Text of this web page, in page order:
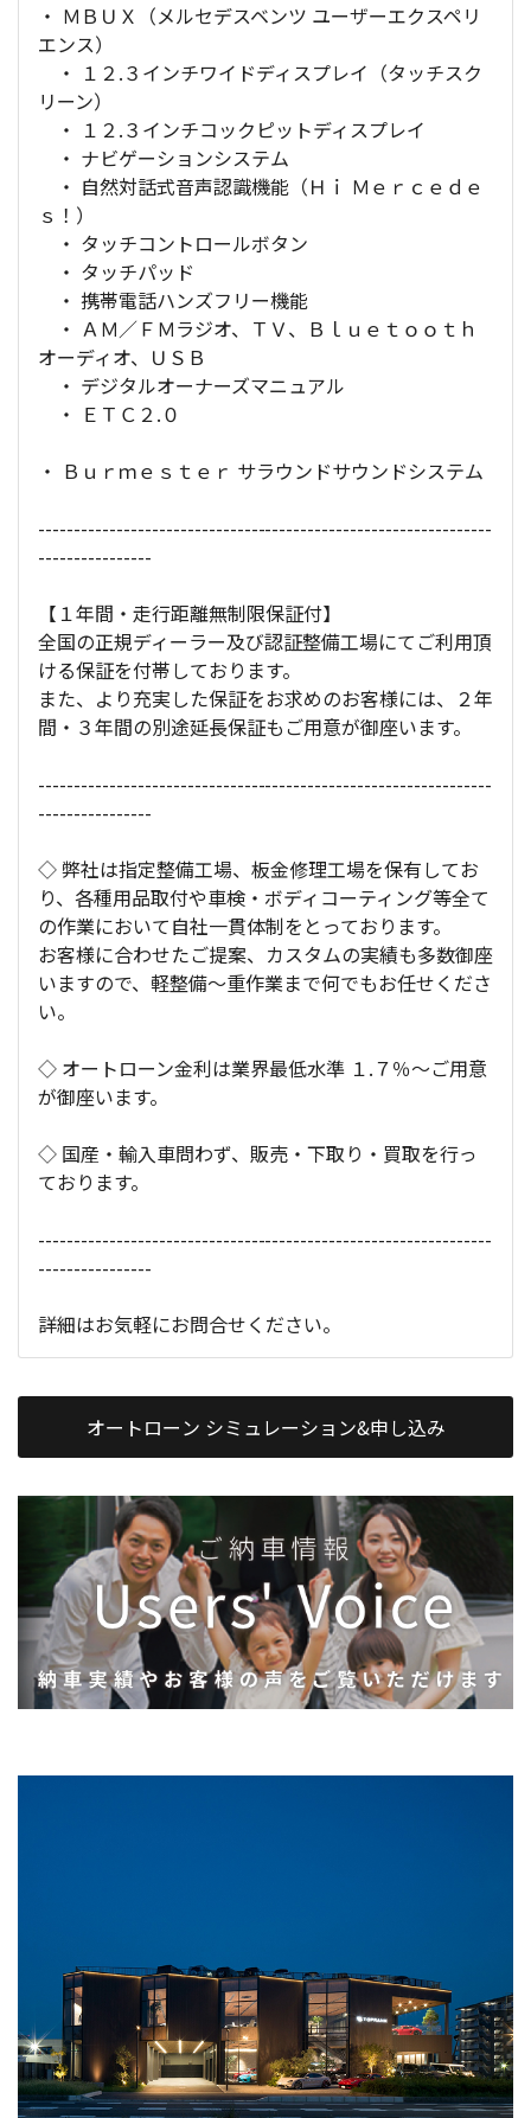
・ ＭＢＵＸ（メルセデスベンツ ユーザーエクスペリ
エンス）
・ １２.３インチワイドディスプレイ（タッチスク
リーン）
・ １２.３インチコックピットディスプレイ
・ ナビゲーションシステム
・ 自然対話式音声認識機能（Ｈｉ Ｍｅｒｃｅｄｅ
ｓ！）
・ タッチコントロールボタン
・ タッチパッド
・ 携帯電話ハンズフリー機能
・ ＡＭ／ＦＭラジオ、ＴＶ、Ｂｌｕｅｔｏｏｔｈ
オーディオ、ＵＳＢ
・ デジタルオーナーズマニュアル
・ ＥＴＣ２.０
・ Ｂｕｒｍｅｓｔｅｒ サラウンドサウンドシステム
----------------------------------------------------------------
----------------
【１年間・走行距離無制限保証付】
全国の正規ディーラー及び認証整備工場にてご利用頂
ける保証を付帯しております。
また、より充実した保証をお求めのお客様には、２年
間・３年間の別途延長保証もご用意が御座います。
----------------------------------------------------------------
----------------
◇ 弊社は指定整備工場、板金修理工場を保有してお
り、各種用品取付や車検・ボディコーティング等全て
の作業において自社一貫体制をとっております。
お客様に合わせたご提案、カスタムの実績も多数御座
いますので、軽整備～重作業まで何でもお任せくださ
い。
◇ オートローン金利は業界最低水準 １.７％～ご用意
が御座います。
◇ 国産・輸入車問わず、販売・下取り・買取を行っ
ております。
----------------------------------------------------------------
----------------
詳細はお気軽にお問合せください。
オートローン シミュレーション&申し込み